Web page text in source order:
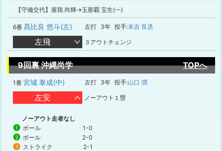
【守備交代】屋我 尚輝→玉那覇 宝生(一)
6番 髙比良 悠斗(左) 左打 3年 投手:末吉 良丞
左飛 ３アウトチェンジ
9回裏 沖縄尚学 TOPへ
1番 宮城 泰成(中) 左打 3年 投手:山口 潤
左安 ノーアウト１塁
ノーアウト走者なし
1 ボール 1-0
2 ボール 2-0
3 ストライク 2-1